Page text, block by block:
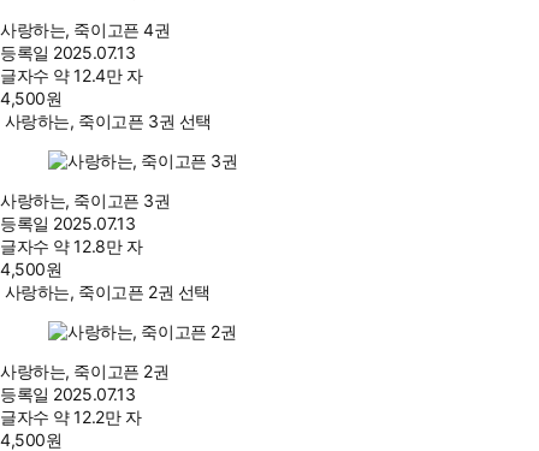
사랑하는, 죽이고픈 4권
등록일 2025.07.13
글자수 약 12.4만 자
4,500원
사랑하는, 죽이고픈 3권 선택
사랑하는, 죽이고픈 3권
등록일 2025.07.13
글자수 약 12.8만 자
4,500원
사랑하는, 죽이고픈 2권 선택
사랑하는, 죽이고픈 2권
등록일 2025.07.13
글자수 약 12.2만 자
4,500원